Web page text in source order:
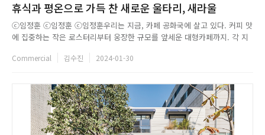
휴식과 평온으로 가득 찬 새로운 울타리, 새라울
ⓒ임정훈 ⓒ임정훈 ⓒ임정훈우리는 지금, 카페 공화국에 살고 있다. 커피 맛
에 집중하는 작은 로스터리부터 웅장한 규모를 앞세운 대형카페까지. 각 지
단어가 딱 들어맞는다. 수없이 많은 카페만큼이나 그곳을 방문하는 이유도
Commercial 김수진 2024-01-30